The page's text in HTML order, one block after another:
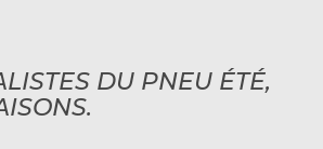
DU PNEU ÉTÉ,